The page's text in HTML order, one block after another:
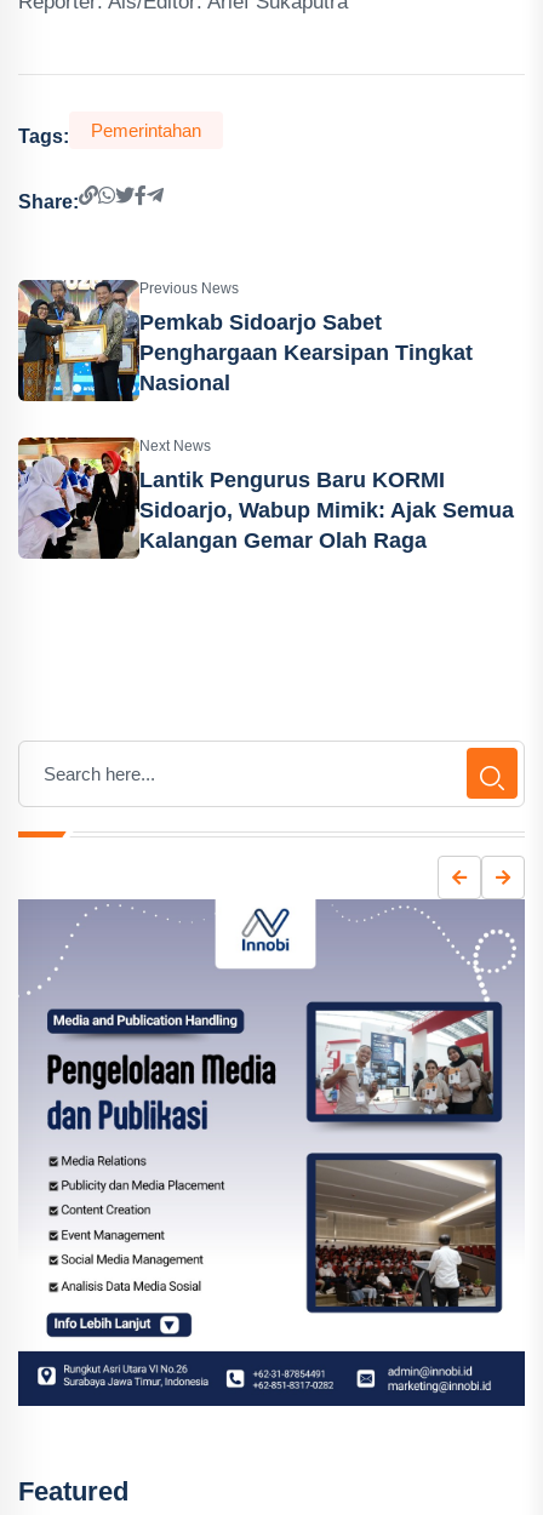
Tags: Pemerintahan
Share:
Previous News
Pemkab Sidoarjo Sabet
Penghargaan Kearsipan Tingkat
Nasional
Next News
Lantik Pengurus Baru KORMI
Sidoarjo, Wabup Mimik: Ajak Semua
Kalangan Gemar Olah Raga
Featured